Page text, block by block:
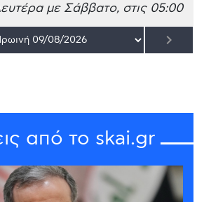
με Σάββατο, στις 05:00
keyboard_arrow_right
από το skai.gr